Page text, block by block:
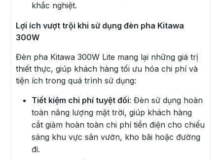
khắc nghiệt.
Lợi ích vượt trội khi sử dụng đèn pha Kitawa
300W
Đèn pha Kitawa 300W Lite mang lại những giá trị
thiết thực, giúp khách hàng tối ưu hóa chi phí và
tiện ích trong quá trình sử dụng:
Tiết kiệm chi phí tuyệt đối: Đèn sử dụng hoàn
toàn năng lượng mặt trời, giúp khách hàng
cắt giảm hoàn toàn chi phí tiền điện cho chiếu
sáng khu vực sân vườn, kho bãi hoặc đường
đi.